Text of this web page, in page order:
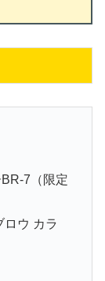
7（限定
ウ カラ